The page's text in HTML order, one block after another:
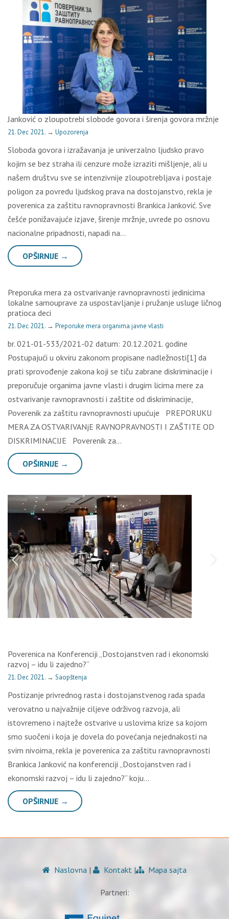
Janković o zloupotrebi slobode govora i širenja govora mržnje
21. Dec 2021. → Upozorenja
Sloboda govora i izražavanja je univerzalno ljudsko pravo
kojim se bez straha ili cenzure može izraziti mišljenje, ali u
našem društvu sve se intenzivnije zloupotrebljava i postaje
poligon za povredu ljudskog prava na dostojanstvo, rekla je
poverenica za zaštitu ravnopravnosti Brankica Janković. Sve
češće ponižavajuće izjave, širenje mržnje, uvrede po osnovu
nacionalne pripadnosti, napadi na…
OPŠIRNIJE →
Preporuka mera za ostvarivanje ravnopravnosti jedinicima
lokalne samouprave za uspostavljanje i pružanje usluge ličnog
pratioca deci
21. Dec 2021. → Preporuke mera organima javne vlasti
br. 021-01-533/2021-02 datum: 20.12.2021. godine
Postupajući u okviru zakonom propisane nadležnosti[1] da
prati sprovođenje zakona koji se tiču zabrane diskriminacije i
preporučuje organima javne vlasti i drugim licima mere za
ostvarivanje ravnopravnosti i zaštite od diskriminacije,
Poverenik za zaštitu ravnopravnosti upućuje PREPORUKU
MERA ZA OSTVARIVANjE RAVNOPRAVNOSTI I ZAŠTITE OD
DISKRIMINACIJE Poverenik za…
OPŠIRNIJE →
Poverenica na Konferenciji „Dostojanstven rad i ekonomski
razvoj – idu li zajedno?“
21. Dec 2021. → Saopštenja
Postizanje privrednog rasta i dostojanstvenog rada spada
verovatno u najvažnije ciljeve održivog razvoja, ali
istovremeno i najteže ostvarive u uslovima krize sa kojom
smo suočeni i koja je dovela do povećanja nejednakosti na
svim nivoima, rekla je poverenica za zaštitu ravnopravnosti
Brankica Janković na konferenciji „Dostojanstven rad i
ekonomski razvoj – idu li zajedno?“ koju…
OPŠIRNIJE →
Naslovna | Kontakt | Mapa sajta
Partneri: